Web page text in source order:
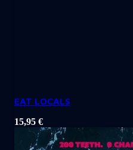
EAT LOCALS
15,95 €